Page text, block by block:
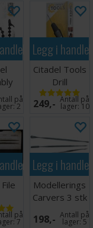
v2 på
2
Legg i
Citadel Tools
Drill
249,- Antall på
lager: 10
på
7
Legg i
Modellerings
Carvers 3 stk
- Tosidige
198,- Antall på
lager:5